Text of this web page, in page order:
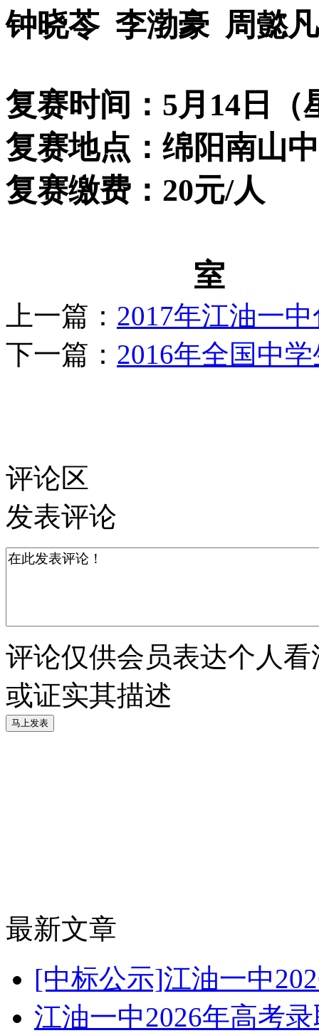
钟晓苓 李渤豪 周懿凡
复赛时间： 5月 14 日（
复赛地点：绵阳南山
复赛缴费： 20元/人
室
上一篇： 2017年江油一
下一篇： 2016年全国中
评论区
发表评论
评论仅供会员表达个人
或证实其描述
最新文章
[中标公示]江油一中
江油一中2026年高考